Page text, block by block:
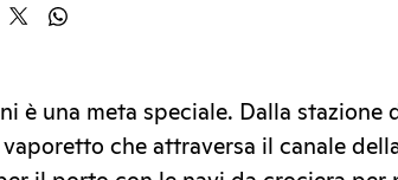
è una meta speciale. Dalla stazione
che attraversa il canale